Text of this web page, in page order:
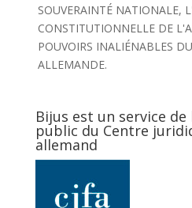
SOUVERAINTÉ NATIONALE,
CONSTITUTIONNELLE DE
POUVOIRS INALIÉNABLES
ALLEMANDE.
Bijus est un service
public du Centre
allemand